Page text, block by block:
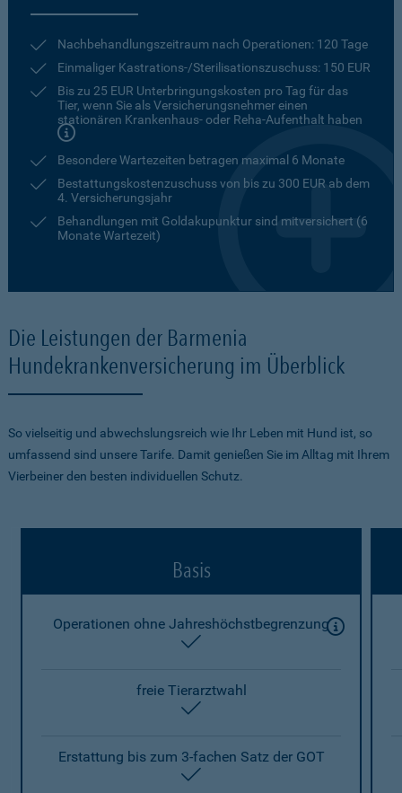
Nachbehandlungszeitraum nach Operationen: 120 Tage
Einmaliger Kastrations-/Sterilisationszuschuss: 150 EUR
Bis zu 25 EUR Unterbringungskosten pro Tag für das
Tier, wenn Sie als Versicherungsnehmer einen
stationären Krankenhaus- oder Reha-Aufenthalt haben
Besondere Wartezeiten betragen maximal 6 Monate
Bestattungskostenzuschuss von bis zu 300 EUR ab dem
4. Versicherungsjahr
Behandlungen mit Goldakupunktur sind mitversichert (6
Monate Wartezeit)
Die Leistungen der Barmenia
Hundekrankenversicherung im Überblick
So vielseitig und abwechslungsreich wie Ihr Leben mit Hund ist, so
umfassend sind unsere Tarife. Damit genießen Sie im Alltag mit Ihrem
Vierbeiner den besten individuellen Schutz.
Basis
Operationen ohne Jahreshöchstbegrenzung
freie Tierarztwahl
Erstattung bis zum 3-fachen Satz der GOT